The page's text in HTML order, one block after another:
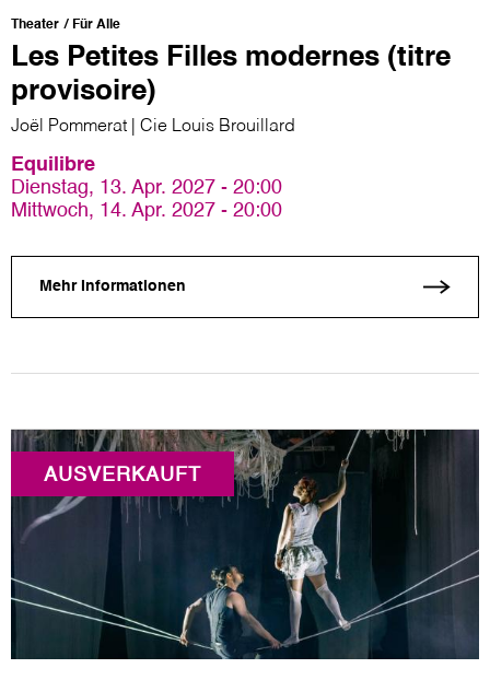
Theater Für Alle
Les Petites Filles modernes (titre
provisoire)
Joël Pommerat | Cie Louis Brouillard
Equilibre
Dienstag, 13. Apr. 2027 - 20:00
Mittwoch, 14. Apr. 2027 - 20:00
Mehr Informationen
AUSVERKAUFT